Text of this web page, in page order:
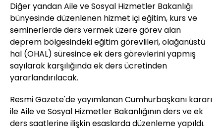
Diğer yandan Aile ve Sosyal Hizmetler Bakanlığı
bünyesinde düzenlenen hizmet içi eğitim, kurs ve
seminerlerde ders vermek üzere görev alan
deprem bölgesindeki eğitim görevlileri, olağanüstü
hal (OHAL) süresince ek ders görevlerini yapmış
sayılarak karşılığında ek ders ücretinden
yararlandırılacak.
Resmi Gazete'de yayımlanan Cumhurbaşkanı kararı
ile Aile ve Sosyal Hizmetler Bakanlığının ders ve ek
ders saatlerine ilişkin esaslarda düzenleme yapıldı.